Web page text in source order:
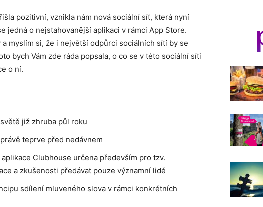
pozitivní, vznikla nám nová sociální síť, která nyní
jedná o nejstahovanější aplikaci v rámci App Store.
myslím si, že i největší odpůrci sociálních sítí by se
bych Vám zde ráda popsala, o co se v této sociální síti
o ní.
již zhruba půl roku
teprve před nedávnem
Clubhouse určena především pro tzv.
a zkušenosti předávat pouze významní lidé
sdílení mluveného slova v rámci konkrétních